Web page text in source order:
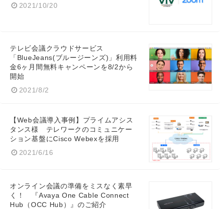
2021/10/20
テレビ会議クラウドサービス
「BlueJeans(ブルージーンズ)」利用料
金6ヶ月間無料キャンペーンを8/2から
開始
2021/8/2
【Web会議導入事例】プライムアシス
タンス様 テレワークのコミュニケー
ション基盤にCisco Webexを採用
2021/6/16
オンライン会議の準備をミスなく素早
く！ 『Avaya One Cable Connect
Hub（OCC Hub）』のご紹介